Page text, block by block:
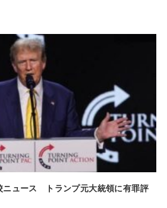
ュース トランプ元大統領に有罪評